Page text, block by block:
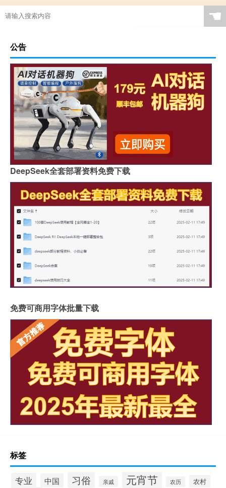
☚
公告
DeepSeek全套部署资料免费下载
免费可商用字体批量下载
标签
专业 中国 习俗 亲戚 元宵节 农历 农村